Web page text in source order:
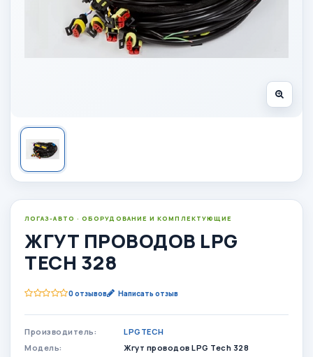
ЛОГАЗ-АВТО · ОБОРУДОВАНИЕ И КОМПЛЕКТУЮЩИЕ
ЖГУТ ПРОВОДОВ LPG
TECH 328
0 отзывов Написать отзыв
Производитель:
LPGTECH
Модель:
Жгут проводов LPG Tech 328